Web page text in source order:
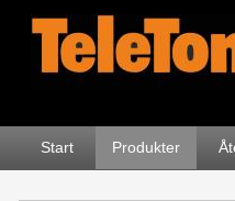
Start Produkter